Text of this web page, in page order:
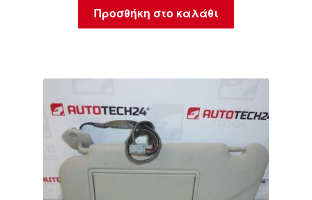
Προσθήκη στο καλάθι